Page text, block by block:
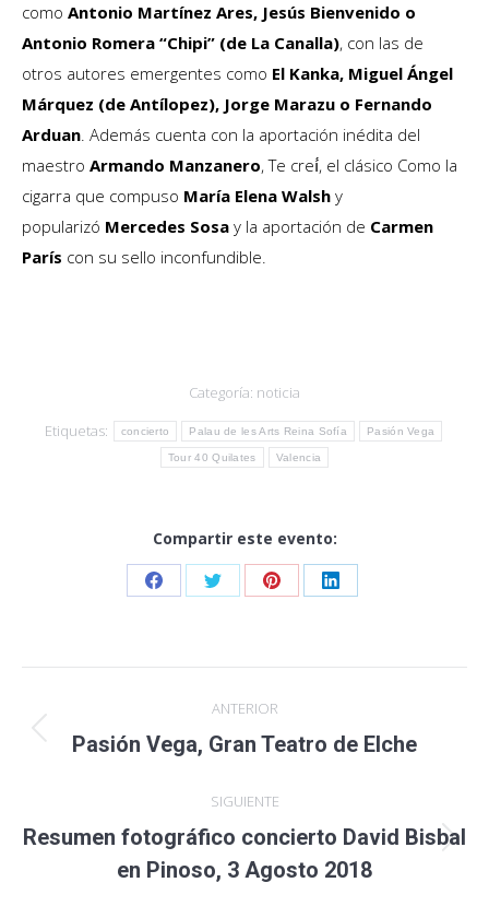
como Antonio Martínez Ares, Jesús Bienvenido o
Antonio Romera “Chipi” (de La Canalla), con las de
otros autores emergentes como El Kanka, Miguel Ángel
Márquez (de Antílopez), Jorge Marazu o Fernando
Arduan. Además cuenta con la aportación inédita del
maestro Armando Manzanero, Te creí́, el clásico Como la
cigarra que compuso María Elena Walsh y
popularizó Mercedes Sosa y la aportación de Carmen
París con su sello inconfundible.
Categoría: noticia
Etiquetas:
concierto Palau de les Arts Reina Sofía Pasión Vega
Tour 40 Quilates Valencia
Compartir este evento:
Share
Facebook
Share
Twitter
Share
Pinterest
Share
LinkedIn
entre
publicaciones
ANTERIOR
Publicación
Pasión Vega, Gran Teatro de Elche
SIGUIENTE
Publicación
siguiente:
Resumen fotográfico concierto David Bisbal
en Pinoso, 3 Agosto 2018